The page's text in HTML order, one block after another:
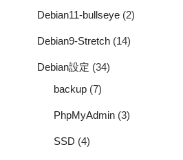
Debian11-bullseye (2)
Debian9-Stretch (14)
Debian設定 (34)
backup (7)
PhpMyAdmin (3)
SSD (4)